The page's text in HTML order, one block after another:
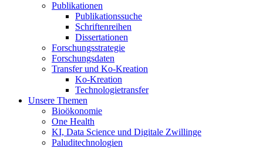
Publikationen
Publikationssuche
Schriftenreihen
Dissertationen
Forschungsstrategie
Forschungsdaten
Transfer und Ko-Kreation
Ko-Kreation
Technologietransfer
Unsere Themen
Bioökonomie
One Health
KI, Data Science und Digitale Zwillinge
Paluditechnologien